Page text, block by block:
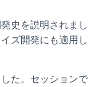
史を説明されまし
ズ開発にも適用し
た。セッションで